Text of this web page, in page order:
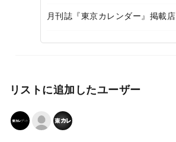
月刊誌『東京カレンダー』掲載店
リストに追加したユーザー